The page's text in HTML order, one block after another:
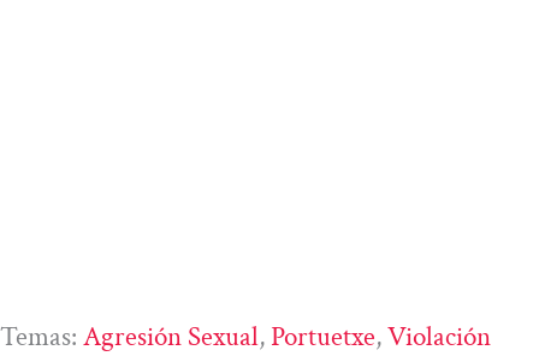
Temas: Agresión Sexual, Portuetxe, Violación